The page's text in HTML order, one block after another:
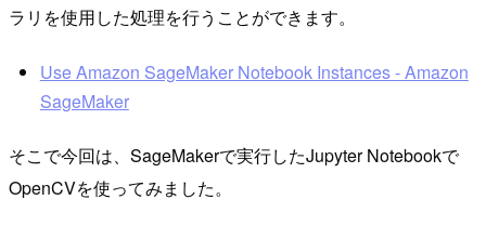
ラリを使用した処理を行うことができます。
Use Amazon SageMaker Notebook Instances - Amazon
SageMaker
そこで今回は、SageMakerで実行したJupyter Notebookで
OpenCVを使ってみました。